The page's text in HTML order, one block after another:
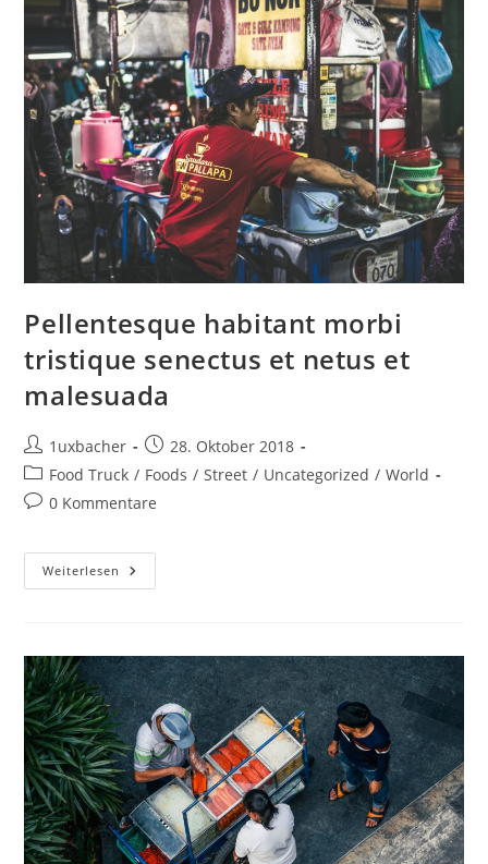
Pellentesque habitant morbi
tristique senectus et netus et
malesuada
1uxbacher
28. Oktober 2018
Food Truck / Foods / Street / Uncategorized / World
0 Kommentare
Weiterlesen